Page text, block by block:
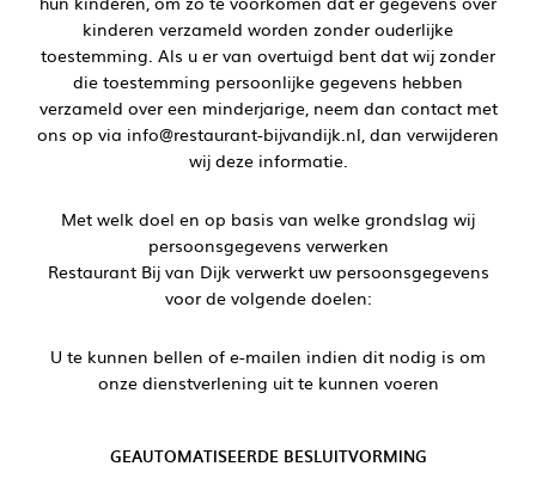
kinderen verzameld worden zonder ouderlijke
toestemming. Als u er van overtuigd bent dat wij zonder
die toestemming persoonlijke gegevens hebben
verzameld over een minderjarige, neem dan contact met
ons op via info@restaurant-bijvandijk.nl, dan verwijderen
wij deze informatie.
Met welk doel en op basis van welke grondslag wij
persoonsgegevens verwerken
Restaurant Bij van Dijk verwerkt uw persoonsgegevens
voor de volgende doelen:
U te kunnen bellen of e-mailen indien dit nodig is om
onze dienstverlening uit te kunnen voeren
GEAUTOMATISEERDE BESLUITVORMING